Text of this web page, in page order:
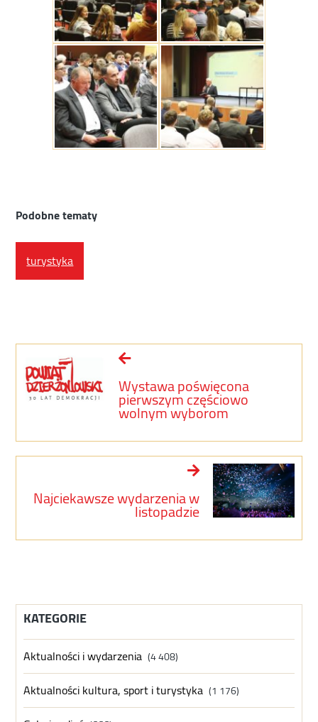
Podobne tematy
turystyka
Wystawa poświęcona
pierwszym częściowo
wolnym wyborom
Najciekawsze wydarzenia w
listopadzie
KATEGORIE
Aktualności i wydarzenia (4 408)
Aktualności kultura, sport i turystyka (1 176)